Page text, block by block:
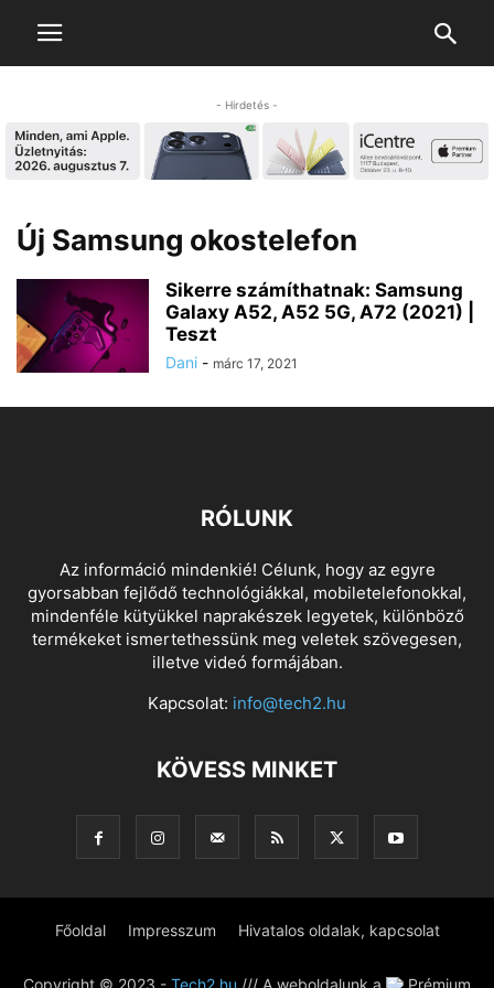
- Hirdetés -
Új Samsung okostelefon
Sikerre számíthatnak: Samsung
Galaxy A52, A52 5G, A72 (2021) |
Teszt
Dani - márc 17, 2021
RÓLUNK
Az információ mindenkié! Célunk, hogy az egyre
gyorsabban fejlődő technológiákkal, mobiletelefonokkal,
mindenféle kütyükkel naprakészek legyetek, különböző
termékeket ismertethessünk meg veletek szövegesen,
illetve videó formájában.
Kapcsolat: info@tech2.hu
KÖVESS MINKET
Főoldal Impresszum Hivatalos oldalak, kapcsolat